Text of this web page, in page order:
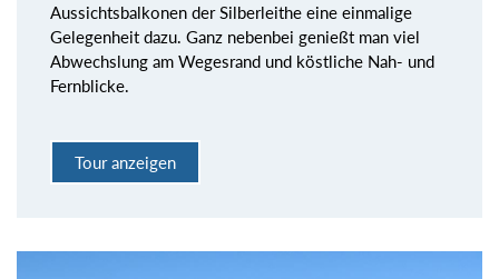
Aussichtsbalkonen der Silberleithe eine einmalige
Gelegenheit dazu. Ganz nebenbei genießt man viel
Abwechslung am Wegesrand und köstliche Nah- und
Fernblicke.
Tour anzeigen